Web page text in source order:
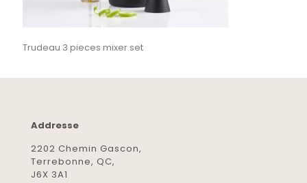
Trudeau 3 pieces mixer set
Addresse
2202 Chemin Gascon,
Terrebonne, QC,
J6X 3A1